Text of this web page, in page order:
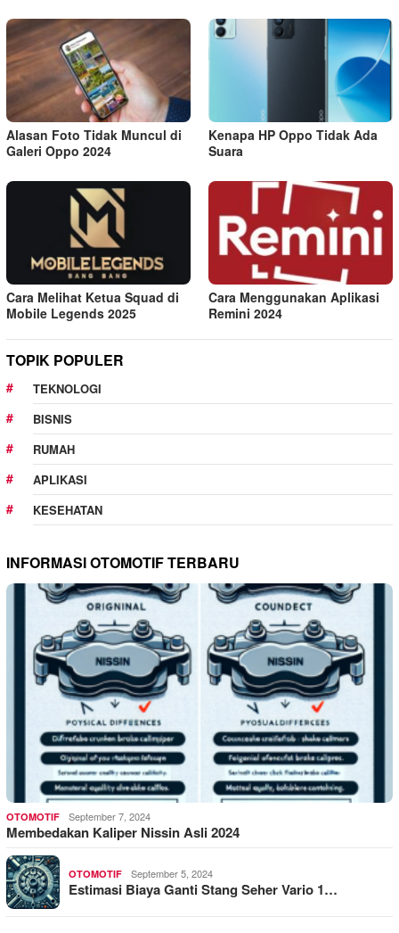
Alasan Foto Tidak Muncul di
Galeri Oppo 2024
Kenapa HP Oppo Tidak Ada
Suara
Cara Melihat Ketua Squad di
Mobile Legends 2025
Cara Menggunakan Aplikasi
Remini 2024
TOPIK POPULER
TEKNOLOGI
BISNIS
RUMAH
APLIKASI
KESEHATAN
INFORMASI OTOMOTIF TERBARU
OTOMOTIF September 7, 2024
Membedakan Kaliper Nissin Asli 2024
OTOMOTIF September 5, 2024
Estimasi Biaya Ganti Stang Seher Vario 1…